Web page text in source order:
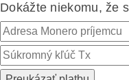
Dokážte niekomu, že